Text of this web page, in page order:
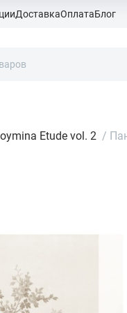
ДоставкаОплатаБлог
Etude vol. 2 /